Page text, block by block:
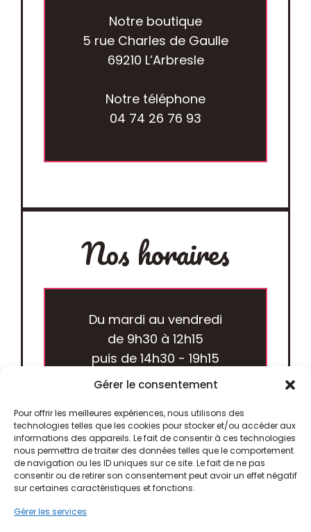
Gérer le consentement
Pour offrir les meilleures expériences, nous utilisons des
technologies telles que les cookies pour stocker et/ou accéder aux
informations des appareils. Le fait de consentir à ces technologies
nous permettra de traiter des données telles que le comportement
de navigation ou les ID uniques sur ce site. Le fait de ne pas
consentir ou de retirer son consentement peut avoir un effet négatif
sur certaines caractéristiques et fonctions.
Gérer les services
Notre boutique
5 rue Charles de Gaulle
69210 L’Arbresle
Notre téléphone
04 74 26 76 93
Nos horaires
Du mardi au vendredi
de 9h30 à 12h15
puis de 14h30 - 19h15
fermeture 18h30